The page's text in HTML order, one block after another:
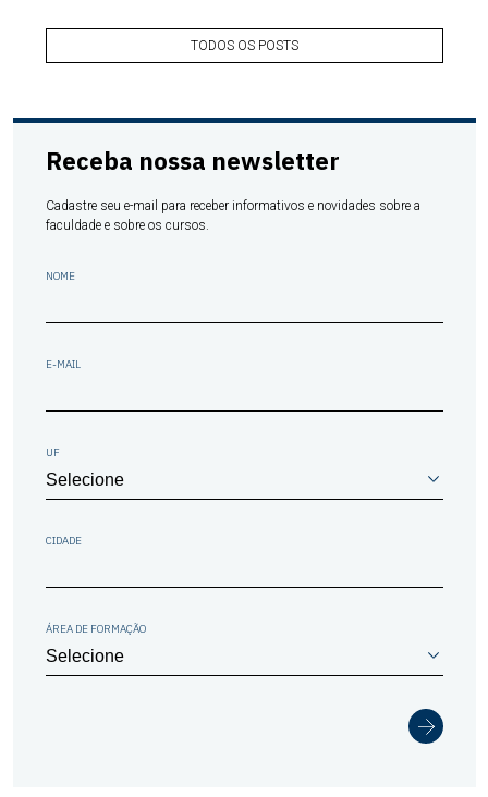
TODOS OS POSTS
Receba nossa newsletter
Cadastre seu e-mail para receber informativos e novidades sobre a
faculdade e sobre os cursos.
NOME
E-MAIL
UF
CIDADE
ÁREA DE FORMAÇÃO